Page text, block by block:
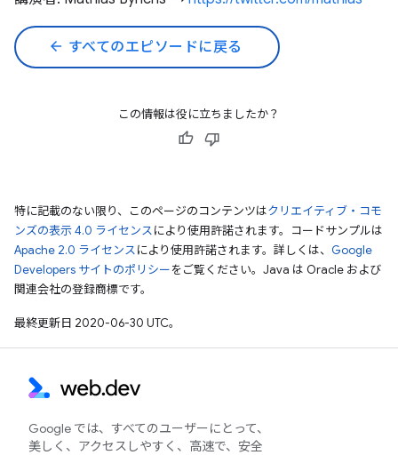
arrow_back すべてのエピソードに戻る
この情報は役に立ちましたか？
特に記載のない限り、このページのコンテンツはクリエイティブ・コモ
ンズの表示 4.0 ライセンスにより使用許諾されます。コードサンプルは
Apache 2.0 ライセンスにより使用許諾されます。詳しくは、 Google
Developers サイトのポリシーをご覧ください。Java は Oracle および
関連会社の登録商標です。
最終更新日 2020-06-30 UTC。
Google では、すべてのユーザーにとって、
美しく、アクセスしやすく、高速で、安全